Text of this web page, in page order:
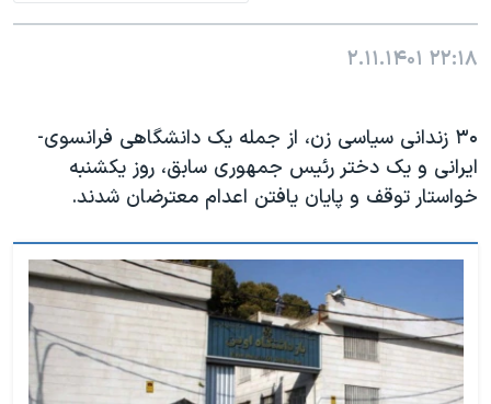
۲۲:۱۸ ۲.۱۱.۱۴۰۱
۳۰ زندانی سیاسی زن، از جمله یک دانشگاهی فرانسوی-
ایرانی و یک دختر رئیس جمهوری سابق، روز یکشنبه
خواستار توقف و پایان یافتن اعدام معترضان شدند.